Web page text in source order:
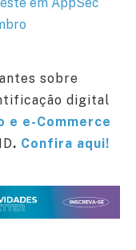
sobre
digital
e e-Commerce
. Confira aqui!